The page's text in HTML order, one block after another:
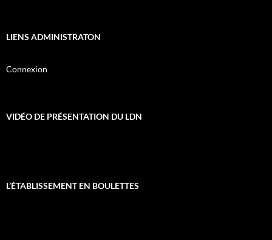
LIENS ADMINISTRATON
Connexion
VIDÉO DE PRÉSENTATION DU LDN
L’ÉTABLISSEMENT EN BOULETTES